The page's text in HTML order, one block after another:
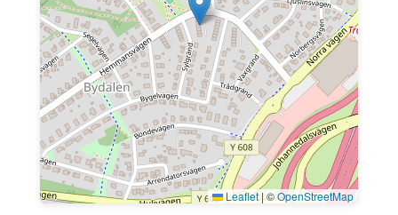
Leaflet| ©OpenStreetMap